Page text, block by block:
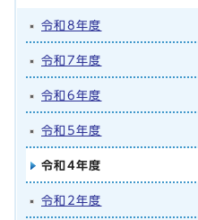
令和8年度
令和7年度
令和6年度
令和5年度
令和4年度
令和2年度